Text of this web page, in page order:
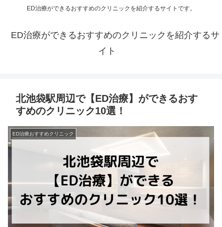
ED治療ができるおすすめのクリニックを紹介するサイトです。
ED治療ができるおすすめのクリニックを紹介するサ
イト
北池袋駅周辺で【ED治療】ができるおす
すめのクリニック10選！
ED治療おすすめクリニック